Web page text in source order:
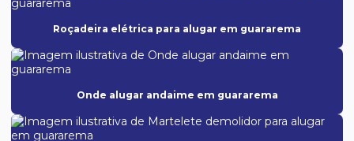
Roçadeira elétrica para alugar em guararema
Onde alugar andaime em guararema